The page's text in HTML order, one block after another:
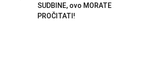
SUDBINE, ovo MORATE
PROČITATI!